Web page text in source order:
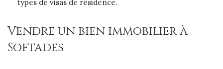
types de visas de résidence.
Vendre un bien immobilier à
Softades